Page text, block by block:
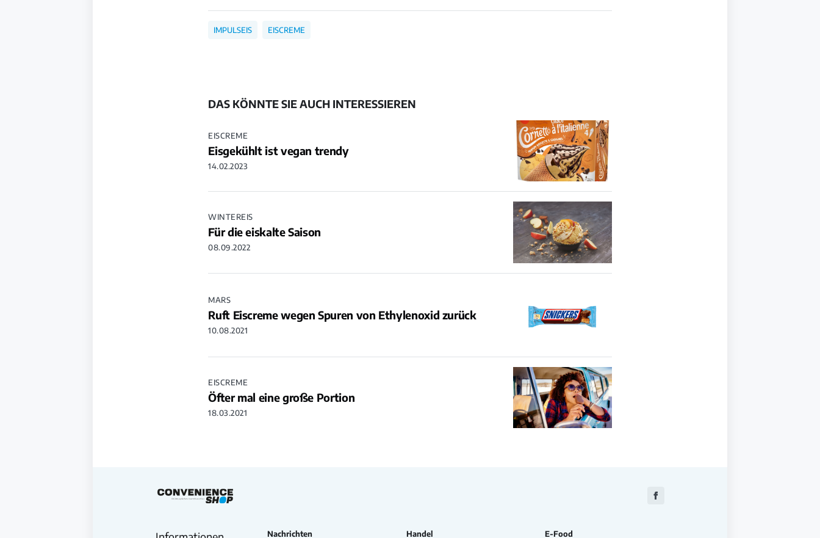
IMPULSEIS EISCREME
DAS KÖNNTE SIE AUCH INTERESSIEREN
EISCREME
Eisgekühlt ist vegan trendy
14.02.2023
WINTEREIS
Für die eiskalte Saison
08.09.2022
MARS
Ruft Eiscreme wegen Spuren von Ethylenoxid zurück
10.08.2021
EISCREME
Öfter mal eine große Portion
18.03.2021
Zu
Nachrichten Handel E-Food